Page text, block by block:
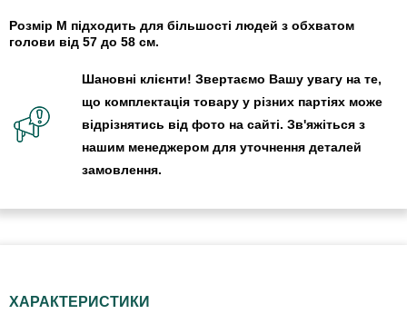
Розмір M підходить для більшості людей з обхватом
голови від 57 до 58 см.
Шановні клієнти! Звертаємо Вашу увагу на те,
що комплектація товару у різних партіях може
відрізнятись від фото на сайті. Зв'яжіться з
нашим менеджером для уточнення деталей
замовлення.
ХАРАКТЕРИСТИКИ